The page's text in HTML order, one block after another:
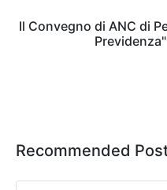
Il Convegno di ANC di
Recommended